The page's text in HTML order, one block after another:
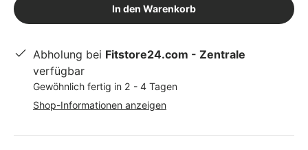
In den Warenkorb
Abholung bei Fitstore24.com - Zentrale
verfügbar
Gewöhnlich fertig in 2 - 4 Tagen
Shop-Informationen anzeigen